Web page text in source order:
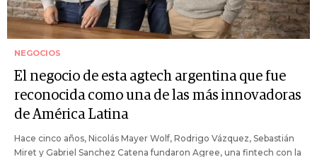
NEGOCIOS
El negocio de esta agtech argentina que fue
reconocida como una de las más innovadoras
de América Latina
Hace cinco años, Nicolás Mayer Wolf, Rodrigo Vázquez, Sebastián
Miret y Gabriel Sanchez Catena fundaron Agree, una fintech con la